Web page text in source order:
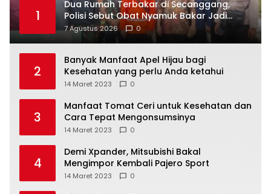
1
Dua Rumah Terbakar di Secanggang,
Polisi Sebut Obat Nyamuk Bakar Jadi
Dugaan Pemicu
7 Agustus 2026 0
2
Banyak Manfaat Apel Hijau bagi
Kesehatan yang perlu Anda ketahui
14 Maret 2023 0
3
Manfaat Tomat Ceri untuk Kesehatan dan
Cara Tepat Mengonsumsinya
14 Maret 2023 0
4
Demi Xpander, Mitsubishi Bakal
Mengimpor Kembali Pajero Sport
14 Maret 2023 0